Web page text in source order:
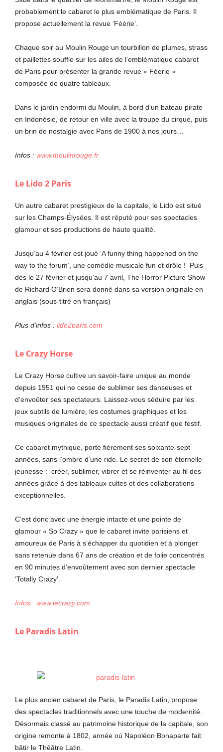
probablement le cabaret le plus emblématique de Paris. Il
propose actuellement la revue ‘Féérie’.
Chaque soir au Moulin Rouge un tourbillon de plumes, strass
et paillettes souffle sur les ailes de l’emblématique cabaret
de Paris pour présenter la grande revue « Féerie »
composée de quatre tableaux.
Dans le jardin endormi du Moulin, à bord d’un bateau pirate
en Indonésie, de retour en ville avec la troupe du cirque, puis
un brin de nostalgie avec Paris de 1900 à nos jours…
Infos : www.moulinrouge.fr
Le Lido 2 Paris
Un autre cabaret prestigieux de la capitale, le Lido est situé
sur les Champs-Élysées. Il est réputé pour ses spectacles
glamour et ses productions de haute qualité.
Jusqu’au 4 février est joué ‘A funny thing happened on the
way to the forum’, une comédie musicale fun et drôle ! Puis
dès le 27 février et jusqu’au 7 avril, The Horror Picture Show
de Richard O’Brien sera donné dans sa version originale en
anglais (sous-titré en français)
Plus d’infos : lido2paris.com
Le Crazy Horse
Le Crazy Horse cultive un savoir-faire unique au monde
depuis 1951 qui ne cesse de sublimer ses danseuses et
d’envoûter ses spectateurs. Laissez-vous séduire par les
jeux subtils de lumière, les costumes graphiques et les
musiques originales de ce spectacle aussi créatif que festif.
Ce cabaret mythique, porte fièrement ses soixante-sept
années, sans l’ombre d’une ride. Le secret de son éternelle
jeunesse : créer, sublimer, vibrer et se réinventer au fil des
années grâce à des tableaux cultes et des collaborations
exceptionnelles.
C’est donc avec une énergie intacte et une pointe de
glamour « So Crazy » que le cabaret invite parisiens et
amoureux de Paris à s’échapper du quotidien et à plonger
sans retenue dans 67 ans de création et de folie concentrés
en 90 minutes d’envoûtement avec son dernier spectacle
‘Totally Crazy’.
Infos : www.lecrazy.com
Le Paradis Latin
Le plus ancien cabaret de Paris, le Paradis Latin, propose
des spectacles traditionnels avec une touche de modernité.
Désormais classé au patrimoine historique de la capitale, son
origine remonte à 1802, année où Napoléon Bonaparte fait
bâtir le Théâtre Latin.